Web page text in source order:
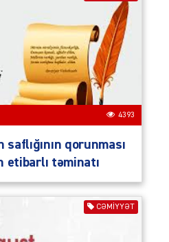
4393
qorunması
təminatı
CƏMIYYƏT